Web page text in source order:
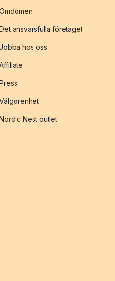
Omdömen
Det ansvarsfulla företaget
Jobba hos oss
Affiliate
Press
Välgörenhet
Nordic Nest outlet